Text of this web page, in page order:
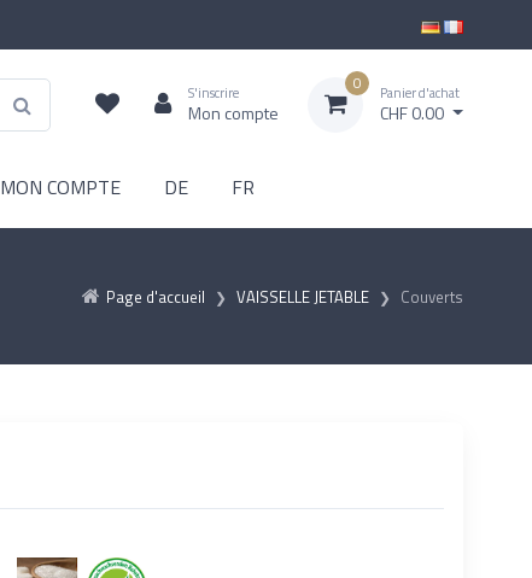
S'inscrire
Mon compte
0 Panier d'achat
CHF 0.00
MON COMPTE DE FR
Page d'accueil VAISSELLE JETABLE Couverts